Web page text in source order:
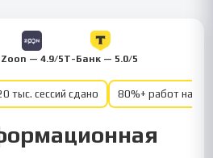
Zoon — 4.9/5Т-Банк — 5.0/5
тыс. сессий сдано 80%+ работ на